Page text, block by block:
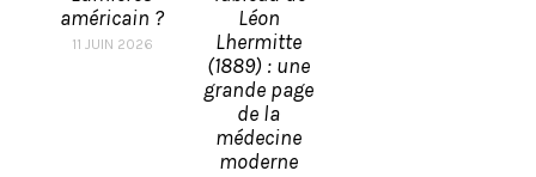
américain ?
11 JUIN 2026
Léon
Lhermitte
(1889) : une
grande page
de la
médecine
moderne